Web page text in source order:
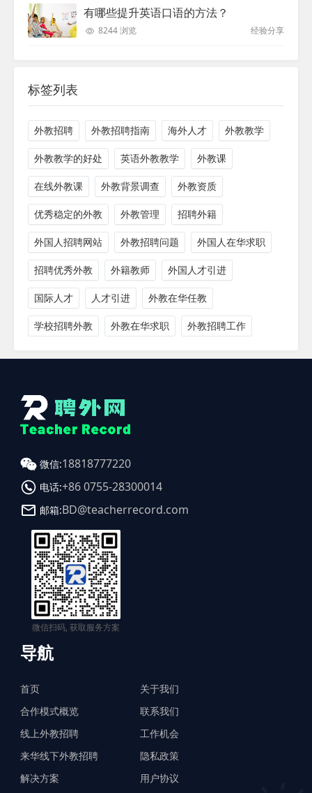
有哪些提升英语口语的方法？
8244 浏览 经验分享
标签列表
外教招聘 外教招聘指南 海外人才 外教教学
外教教学的好处 英语外教教学 外教课
在线外教课 外教背景调查 外教资质
优秀稳定的外教 外教管理 招聘外籍
外国人招聘网站 外教招聘问题 外国人在华求职
招聘优秀外教 外籍教师 外国人才引进
国际人才 人才引进 外教在华任教
学校招聘外教 外教在华求职 外教招聘工作
微信:18818777220
电话:+86 0755-28300014
邮箱:BD@teacherrecord.com
微信扫码, 获取服务方案
导航
首页
合作模式概览
线上外教招聘
来华线下外教招聘
解决方案
关于我们
联系我们
工作机会
隐私政策
用户协议